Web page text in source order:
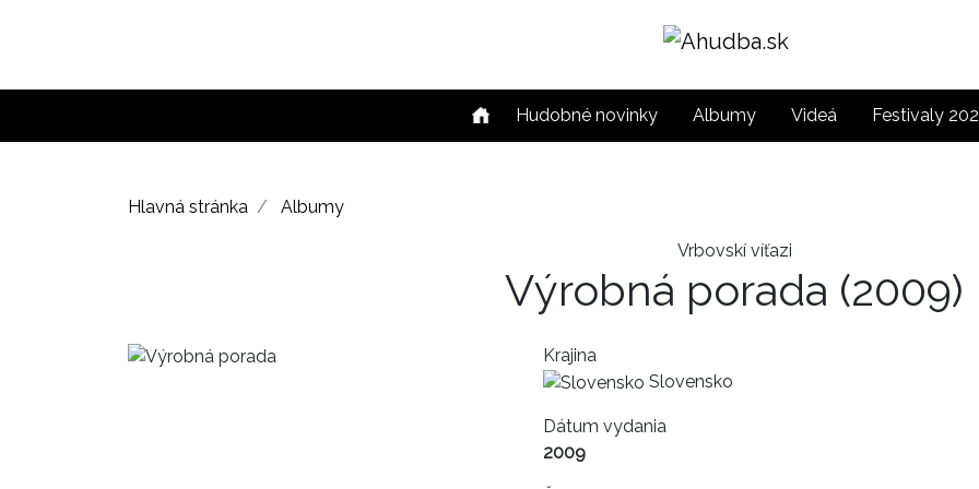
Hudobné novinky Albumy Videá Festivaly
Hlavná stránka Albumy
Vrbovskí víťazi
Výrobná porada (2009)
Krajina
Slovensko
Dátum vydania
2009